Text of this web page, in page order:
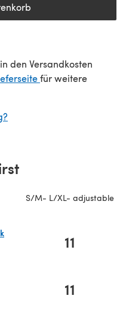
den Versandkosten
(öffnet sich in
für weitere
S/M- L/XL- adjustable
11
11